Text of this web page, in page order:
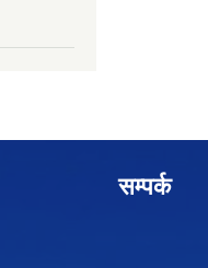
सम्पर्क